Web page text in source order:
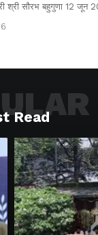
श्री सौरभ बहुगुणा 12 जून
Read